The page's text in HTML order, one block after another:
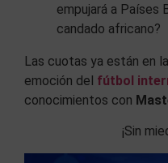
empujará a Países
candado africano?
Las cuotas ya están en la
emoción del fútbol
conocimientos con
¡Sin